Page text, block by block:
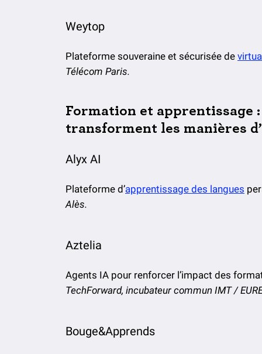
Weytop
Plateforme souveraine et sécurisée de
Télécom Paris.
Formation et apprentissage
transforment les manières
Alyx AI
Plateforme d’apprentissage des langues
Alès.
Aztelia
Agents IA pour renforcer l’impact des
TechForward, incubateur commun IMT /
Bouge&Apprends